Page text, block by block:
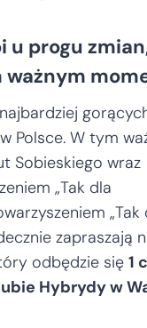
u progu
ważnym
Polsce. W tym
Sobieskiego wraz
„Tak dla
„Tak
zapraszają
odbędzie się 1
Hybrydy w